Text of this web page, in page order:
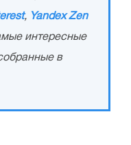
, Yandex Zen
интересные
в